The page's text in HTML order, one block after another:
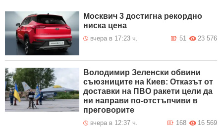
Москвич 3 достигна рекордно
ниска цена
вчера в 17:23 ч. 23 576
51
Володимир Зеленски обвини
съюзниците на Киев: Отказът от
доставки на ПВО ракети цели да
ни направи по-отстъпчиви в
преговорите
вчера в 12:37 ч. 16 569
168